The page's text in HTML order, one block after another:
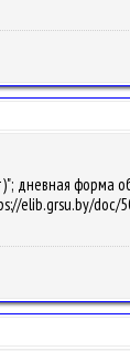
дневная форма
elib.grsu.by/doc/